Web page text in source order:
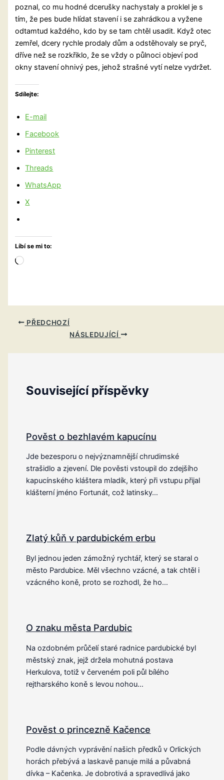
poznal, co mu hodné dcerušky nachystaly a proklel je s
tím, že pes bude hlídat stavení i se zahrádkou a vyžene
odtamtud každého, kdo by se tam chtěl usadit. Když otec
zemřel, dcery rychle prodaly dům a odstěhovaly se pryč,
dříve než se rozkřiklo, že se vždy o půlnoci objeví pod
okny stavení ohnivý pes, jehož strašné vytí nelze vydržet.
Sdílejte:
E-mail
Facebook
Pinterest
Threads
WhatsApp
X
Líbí se mi to:
Načítání…
PŘEDCHOZÍ
NÁSLEDUJÍCÍ
Související příspěvky
Pověst o bezhlavém kapucínu
Jde bezesporu o nejvýznamnější chrudimské
strašidlo a zjevení. Dle pověsti vstoupil do zdejšího
kapucínského kláštera mladík, který při vstupu přijal
klášterní jméno Fortunát, což latinsky…
Zlatý kůň v pardubickém erbu
Byl jednou jeden zámožný rychtář, který se staral o
město Pardubice. Měl všechno vzácné, a tak chtěl i
vzácného koně, proto se rozhodl, že ho…
O znaku města Pardubic
Na ozdobném průčelí staré radnice pardubické byl
městský znak, jejž držela mohutná postava
Herkulova, totiž v červeném poli půl bílého
rejtharského koně s levou nohou…
Pověst o princezně Kačence
Podle dávných vyprávění našich předků v Orlických
horách přebývá a laskavě panuje milá a půvabná
dívka – Kačenka. Je dobrotivá a spravedlivá jako